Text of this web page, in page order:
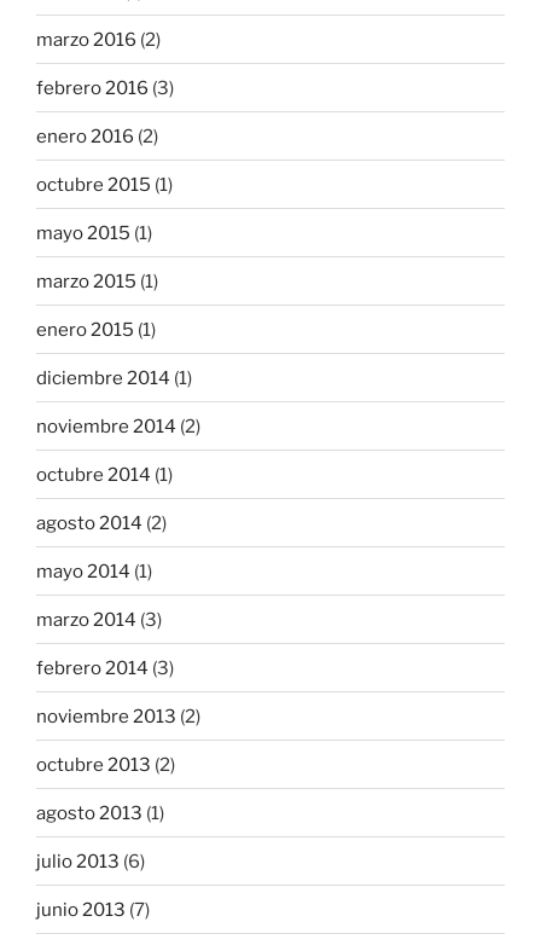
marzo 2016 (2)
febrero 2016 (3)
enero 2016 (2)
octubre 2015 (1)
mayo 2015 (1)
marzo 2015 (1)
enero 2015 (1)
diciembre 2014 (1)
noviembre 2014 (2)
octubre 2014 (1)
agosto 2014 (2)
mayo 2014 (1)
marzo 2014 (3)
febrero 2014 (3)
noviembre 2013 (2)
octubre 2013 (2)
agosto 2013 (1)
julio 2013 (6)
junio 2013 (7)